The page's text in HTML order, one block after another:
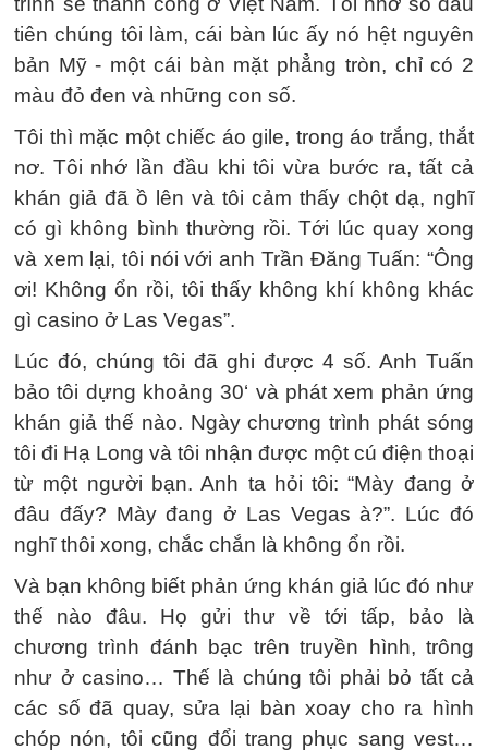
tiên chúng tôi làm, cái bàn lúc ấy nó hệt nguyên
bản Mỹ - một cái bàn mặt phẳng tròn, chỉ có 2
màu đỏ đen và những con số.
Tôi thì mặc một chiếc áo gile, trong áo trắng, thắt
nơ. Tôi nhớ lần đầu khi tôi vừa bước ra, tất cả
khán giả đã ồ lên và tôi cảm thấy chột dạ, nghĩ
có gì không bình thường rồi. Tới lúc quay xong
và xem lại, tôi nói với anh Trần Đăng Tuấn: “Ông
ơi! Không ổn rồi, tôi thấy không khí không khác
gì casino ở Las Vegas”.
Lúc đó, chúng tôi đã ghi được 4 số. Anh Tuấn
bảo tôi dựng khoảng 30‘ và phát xem phản ứng
khán giả thế nào. Ngày chương trình phát sóng
tôi đi Hạ Long và tôi nhận được một cú điện thoại
từ một người bạn. Anh ta hỏi tôi: “Mày đang ở
đâu đấy? Mày đang ở Las Vegas à?”. Lúc đó
nghĩ thôi xong, chắc chắn là không ổn rồi.
Và bạn không biết phản ứng khán giả lúc đó như
thế nào đâu. Họ gửi thư về tới tấp, bảo là
chương trình đánh bạc trên truyền hình, trông
như ở casino… Thế là chúng tôi phải bỏ tất cả
các số đã quay, sửa lại bàn xoay cho ra hình
chóp nón, tôi cũng đổi trang phục sang vest…